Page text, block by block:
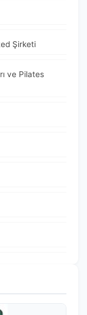
Şirketi
ve Pilates